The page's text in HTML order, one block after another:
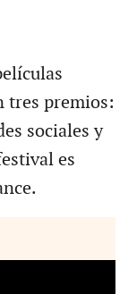
tres premios:
sociales y
es